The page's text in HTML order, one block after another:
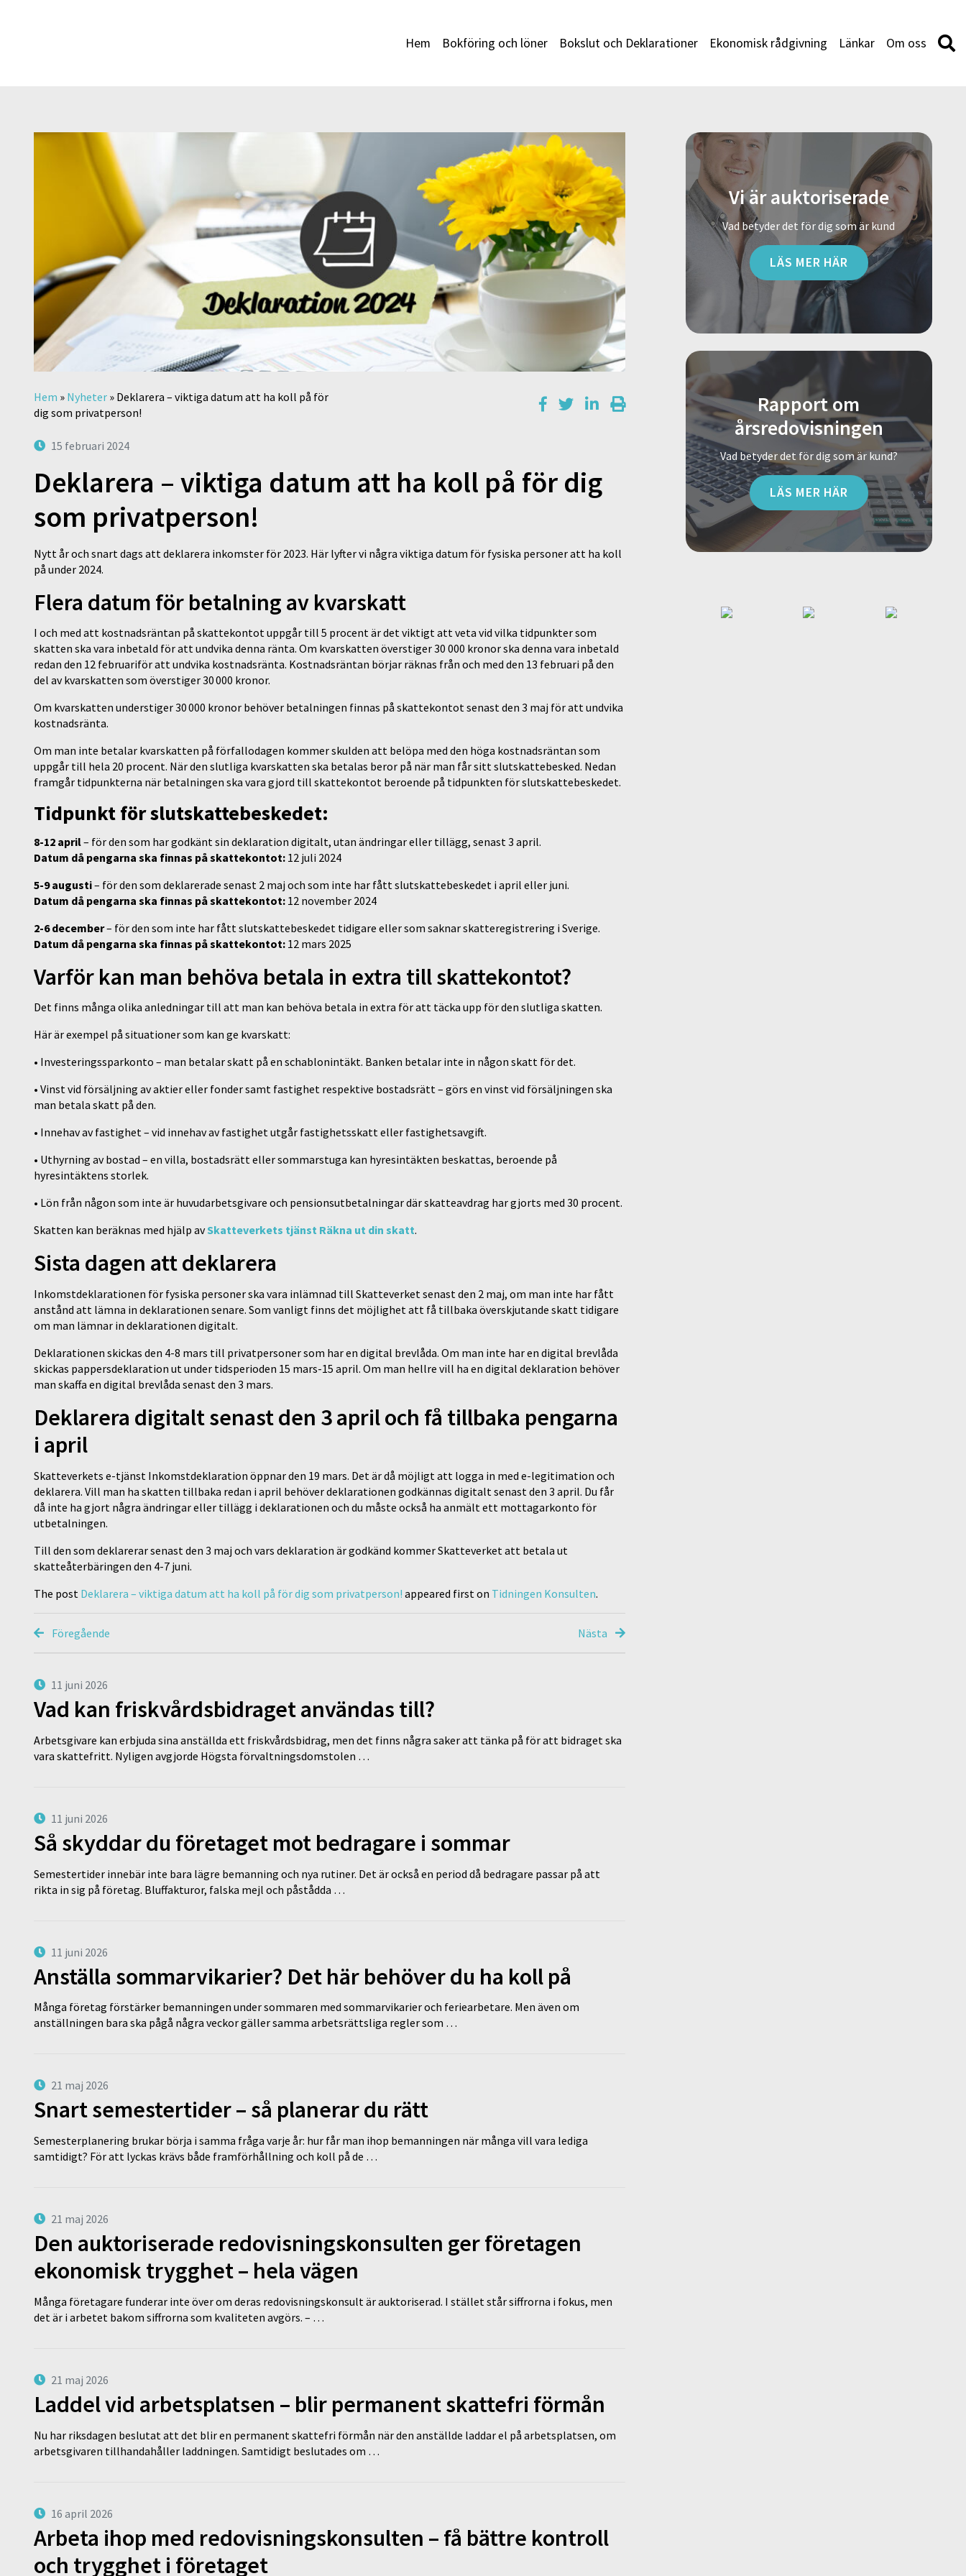
Hem Bokföring och löner Bokslut och Deklarationer Ekonomisk rådgivning Länkar Om oss
Hem » Nyheter » Deklarera – viktiga datum att ha koll på för
dig som privatperson!
15 februari 2024
Deklarera – viktiga datum att ha koll på för dig
som privatperson!
Nytt år och snart dags att deklarera inkomster för 2023. Här lyfter vi några viktiga datum för fysiska personer att ha koll
på under 2024.
Flera datum för betalning av kvarskatt
I och med att kostnadsräntan på skattekontot uppgår till 5 procent är det viktigt att veta vid vilka tidpunkter som
skatten ska vara inbetald för att undvika denna ränta. Om kvarskatten överstiger 30 000 kronor ska denna vara inbetald
redan den 12 februariför att undvika kostnadsränta. Kostnadsräntan börjar räknas från och med den 13 februari på den
del av kvarskatten som överstiger 30 000 kronor.
Om kvarskatten understiger 30 000 kronor behöver betalningen finnas på skattekontot senast den 3 maj för att undvika
kostnadsränta.
Om man inte betalar kvarskatten på förfallodagen kommer skulden att belöpa med den höga kostnadsräntan som
uppgår till hela 20 procent. När den slutliga kvarskatten ska betalas beror på när man får sitt slutskattebesked. Nedan
framgår tidpunkterna när betalningen ska vara gjord till skattekontot beroende på tidpunkten för slutskattebeskedet.
Tidpunkt för slutskattebeskedet:
8-12 april– för den som har godkänt sin deklaration digitalt, utan ändringar eller tillägg, senast 3 april.
Datum då pengarna ska finnas på skattekontot: 12 juli 2024
5-9 augusti– för den som deklarerade senast 2 maj och som inte har fått slutskattebeskedet i april eller juni.
Datum då pengarna ska finnas på skattekontot: 12 november 2024
2-6 december– för den som inte har fått slutskattebeskedet tidigare eller som saknar skatteregistrering i Sverige.
Datum då pengarna ska finnas på skattekontot: 12 mars 2025
Varför kan man behöva betala in extra till skattekontot?
Det finns många olika anledningar till att man kan behöva betala in extra för att täcka upp för den slutliga skatten.
Här är exempel på situationer som kan ge kvarskatt:
• Investeringssparkonto – man betalar skatt på en schablonintäkt. Banken betalar inte in någon skatt för det.
• Vinst vid försäljning av aktier eller fonder samt fastighet respektive bostadsrätt – görs en vinst vid försäljningen ska
man betala skatt på den.
• Innehav av fastighet – vid innehav av fastighet utgår fastighetsskatt eller fastighetsavgift.
• Uthyrning av bostad – en villa, bostadsrätt eller sommarstuga kan hyresintäkten beskattas, beroende på
hyresintäktens storlek.
• Lön från någon som inte är huvudarbetsgivare och pensionsutbetalningar där skatteavdrag har gjorts med 30 procent.
Skatten kan beräknas med hjälp avSkatteverkets tjänst Räkna ut din skatt.
Sista dagen att deklarera
Inkomstdeklarationen för fysiska personer ska vara inlämnad till Skatteverket senast den 2 maj, om man inte har fått
anstånd att lämna in deklarationen senare. Som vanligt finns det möjlighet att få tillbaka överskjutande skatt tidigare
om man lämnar in deklarationen digitalt.
Deklarationen skickas den 4-8 mars till privatpersoner som har en digital brevlåda. Om man inte har en digital brevlåda
skickas pappersdeklaration ut under tidsperioden 15 mars-15 april. Om man hellre vill ha en digital deklaration behöver
man skaffa en digital brevlåda senast den 3 mars.
Deklarera digitalt senast den 3 april och få tillbaka pengarna
i april
Skatteverkets e-tjänst Inkomstdeklaration öppnar den 19 mars. Det är då möjligt att logga in med e-legitimation och
deklarera. Vill man ha skatten tillbaka redan i april behöver deklarationen godkännas digitalt senast den 3 april. Du får
då inte ha gjort några ändringar eller tillägg i deklarationen och du måste också ha anmält ett mottagarkonto för
utbetalningen.
Till den som deklarerar senast den 3 maj och vars deklaration är godkänd kommer Skatteverket att betala ut
skatteåterbäringen den 4-7 juni.
The post Deklarera – viktiga datum att ha koll på för dig som privatperson! appeared first on Tidningen Konsulten.
Föregående Nästa
11 juni 2026
Vad kan friskvårdsbidraget användas till?
Arbetsgivare kan erbjuda sina anställda ett friskvårdsbidrag, men det finns några saker att tänka på för att bidraget ska
vara skattefritt. Nyligen avgjorde Högsta förvaltningsdomstolen …
11 juni 2026
Så skyddar du företaget mot bedragare i sommar
Semestertider innebär inte bara lägre bemanning och nya rutiner. Det är också en period då bedragare passar på att
rikta in sig på företag. Bluffakturor, falska mejl och påstådda …
11 juni 2026
Anställa sommarvikarier? Det här behöver du ha koll på
Många företag förstärker bemanningen under sommaren med sommarvikarier och feriearbetare. Men även om
anställningen bara ska pågå några veckor gäller samma arbetsrättsliga regler som …
21 maj 2026
Snart semestertider – så planerar du rätt
Semesterplanering brukar börja i samma fråga varje år: hur får man ihop bemanningen när många vill vara lediga
samtidigt? För att lyckas krävs både framförhållning och koll på de …
21 maj 2026
Den auktoriserade redovisningskonsulten ger företagen
ekonomisk trygghet – hela vägen
Många företagare funderar inte över om deras redovisningskonsult är auktoriserad. I stället står siffrorna i fokus, men
det är i arbetet bakom siffrorna som kvaliteten avgörs. – …
21 maj 2026
Laddel vid arbetsplatsen – blir permanent skattefri förmån
Nu har riksdagen beslutat att det blir en permanent skattefri förmån när den anställde laddar el på arbetsplatsen, om
arbetsgivaren tillhandahåller laddningen. Samtidigt beslutades om …
16 april 2026
Arbeta ihop med redovisningskonsulten – få bättre kontroll
och trygghet i företaget
Vi är auktoriserade
Vad betyder det för dig som är kund
LÄS MER HÄR
Rapport om
årsredovisningen
Vad betyder det för dig som är kund?
LÄS MER HÄR